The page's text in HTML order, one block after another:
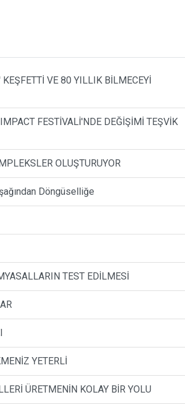
VE 80 YILLIK BİLMECEYİ
FESTİVALİ'NDE DEĞİŞİMİ TEŞVİK
OLUŞTURUYOR
Döngüselliğe
TEST EDİLMESİ
YETERLİ
ÜRETMENİN KOLAY BİR YOLU